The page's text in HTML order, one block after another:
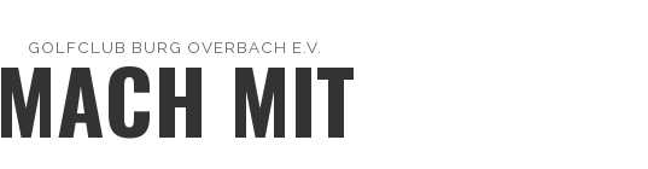
GOLFCLUB BURG OVERBACH E.V.
MACH MIT